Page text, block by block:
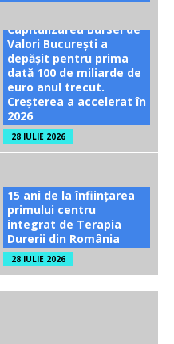
Capitalizarea Bursei de
Valori București a
depășit pentru prima
dată 100 de miliarde de
euro anul trecut.
Creșterea a accelerat în
2026
28 IULIE 2026
15 ani de la înființarea
primului centru
integrat de Terapia
Durerii din România
28 IULIE 2026